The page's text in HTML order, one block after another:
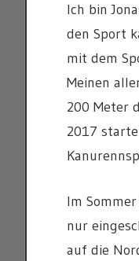
Ich bin
den Sport
mit dem
Meinen
200 Meter
2017
Im
nur
auf die